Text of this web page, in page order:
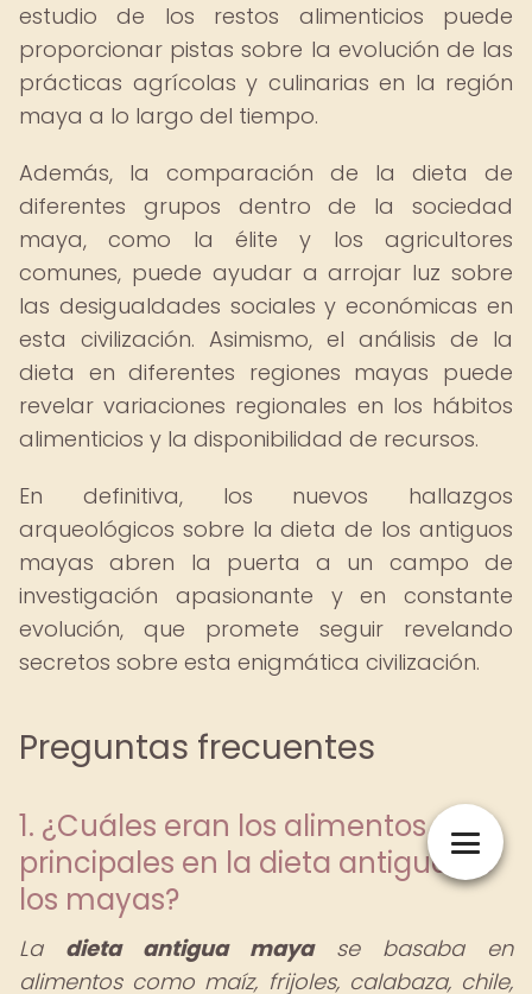
estudio de los restos alimenticios puede
proporcionar pistas sobre la evolución de las
prácticas agrícolas y culinarias en la región
maya a lo largo del tiempo.
Además, la comparación de la dieta de
diferentes grupos dentro de la sociedad
maya, como la élite y los agricultores
comunes, puede ayudar a arrojar luz sobre
las desigualdades sociales y económicas en
esta civilización. Asimismo, el análisis de la
dieta en diferentes regiones mayas puede
revelar variaciones regionales en los hábitos
alimenticios y la disponibilidad de recursos.
En definitiva, los nuevos hallazgos
arqueológicos sobre la dieta de los antiguos
mayas abren la puerta a un campo de
investigación apasionante y en constante
evolución, que promete seguir revelando
secretos sobre esta enigmática civilización.
Preguntas frecuentes
1. ¿Cuáles eran los alimentos
principales en la dieta antigua de
los mayas?
La dieta antigua mayase basaba en
alimentos como maíz, frijoles, calabaza, chile,